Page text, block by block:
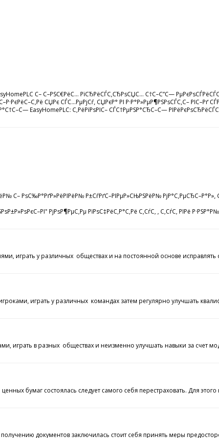
С– С–РЅС€РёС… РїСЂРёСЃС‚СЂРѕСЏС… С†С–С”С—
СЏРє СЃС…РµРјСѓ, СЏРєР° РІ Р·Р°Р»РµР¶РЅРѕСЃС‚С–
EasyHomePLC: С‚РёРїРѕРІС– СЃС†РµРЅР°СЂС–С—
РѕС‰Р°РґР»РёРІРёР№ Р±СѓРґС–РІРµР»СЊРЅРёР№ РјР°С‚РµСЂС–Р°Р»,
РјРѕР¶РµС‚Рµ РїРѕС‡РёС‚Р°С‚Рё С‚СѓС‚ , С‚СѓС‚ РІРё
играть у различных обществах и на постоянной основе
играть у различных командах затем регулярно улучшать
в разных обществах и неизменно улучшать навыки за счет
бумаг состоялась следует самого себя перестраховать. Для
документов заключилась стоит себя принять меры